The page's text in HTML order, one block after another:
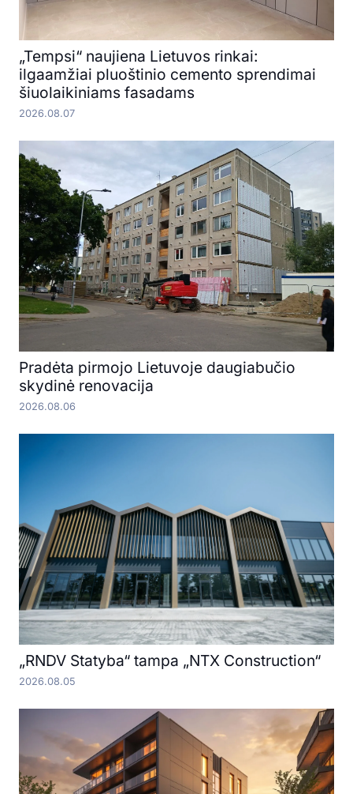
„Tempsi“ naujiena Lietuvos rinkai:
ilgaamžiai pluoštinio cemento sprendimai
šiuolaikiniams fasadams
2026.08.07
Pradėta pirmojo Lietuvoje daugiabučio
skydinė renovacija
2026.08.06
„RNDV Statyba“ tampa „NTX Construction“
2026.08.05